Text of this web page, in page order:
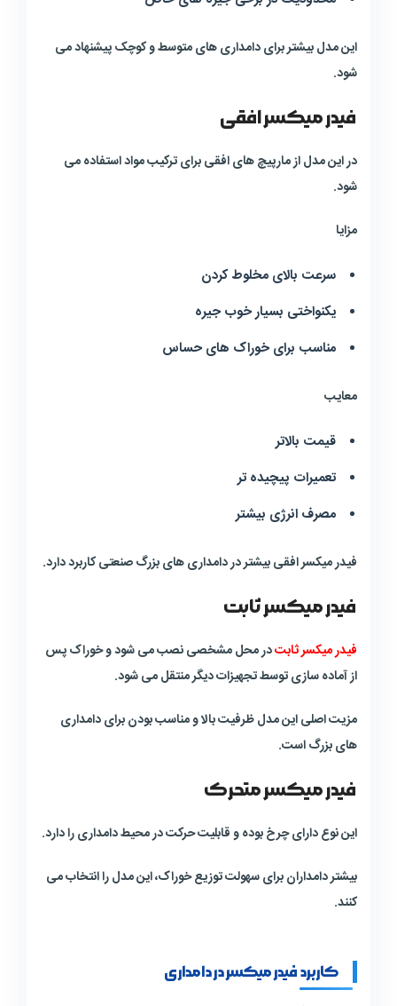
این مدل بیشتر برای دامداری های متوسط و کوچک پیشنهاد می
شود.
فیدر میکسر افقی
در این مدل از مارپیچ های افقی برای ترکیب مواد استفاده می
شود.
مزایا
سرعت بالای مخلوط کردن
یکنواختی بسیار خوب جیره
مناسب برای خوراک های حساس
معایب
قیمت بالاتر
تعمیرات پیچیده تر
مصرف انرژی بیشتر
فیدر میکسر افقی بیشتر در دامداری های بزرگ صنعتی کاربرد دارد.
فیدر میکسر ثابت
فیدر میکسر ثابتدر محل مشخصی نصب می شود و خوراک پس
از آماده سازی توسط تجهیزات دیگر منتقل می شود.
مزیت اصلی این مدل ظرفیت بالا و مناسب بودن برای دامداری
های بزرگ است.
فیدر میکسر متحرک
این نوع دارای چرخ بوده و قابلیت حرکت در محیط دامداری را دارد.
بیشتر دامداران برای سهولت توزیع خوراک، این مدل را انتخاب می
کنند.
کاربرد فیدر میکسر در دامداری